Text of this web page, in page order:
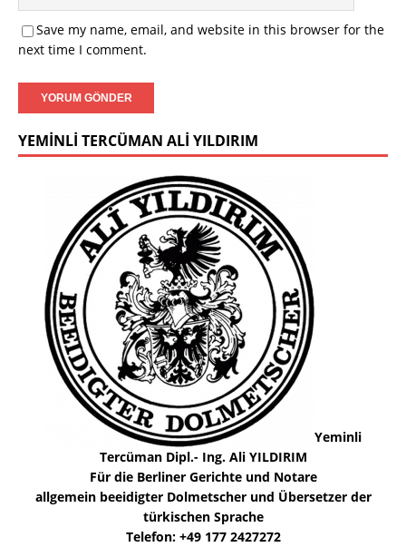
Save my name, email, and website in this browser for the
next time I comment.
YEMINLI TERCÜMAN ALI YILDIRIM
Yeminli
Tercüman Dipl.- Ing. Ali YILDIRIM
Für die Berliner Gerichte und Notare
allgemein beeidigter Dolmetscher und Übersetzer der
türkischen Sprache
Telefon: +49 177 2427272